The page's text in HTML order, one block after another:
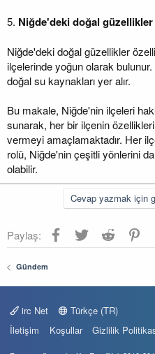
5. Niğde'deki doğal
Niğde'deki doğal güzellikler
ilçelerinde yoğun olarak
doğal su kaynakları yer alır.
Bu makale, Niğde'nin ilçeleri
sunarak, her bir ilçenin özellikleri
vermeyi amaçlamaktadır. Her
rolü, Niğde'nin çeşitli yönlerini
olabilir.
Cevap yazmak için
Paylaş: Facebook
TwitterReddit
Gündem
irc Net
Türkçe (TR)
İletişim
Koşullar Gizlilik